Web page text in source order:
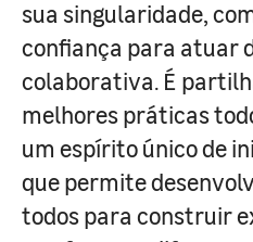
sua singularidade,
confiança para atuar
colaborativa. É
melhores práticas
um espírito único de
que permite
todos para construir